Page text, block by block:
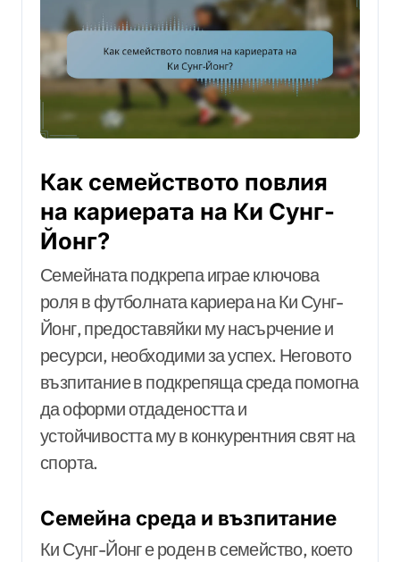
Как семейството повлия
на кариерата на Ки Сунг-
Йонг?
Семейната подкрепа играе ключова
роля в футболната кариера на Ки Сунг-
Йонг, предоставяйки му насърчение и
ресурси, необходими за успех. Неговото
възпитание в подкрепяща среда помогна
да оформи отдадеността и
устойчивостта му в конкурентния свят на
спорта.
Семейна среда и възпитание
Ки Сунг-Йонг е роден в семейство, което